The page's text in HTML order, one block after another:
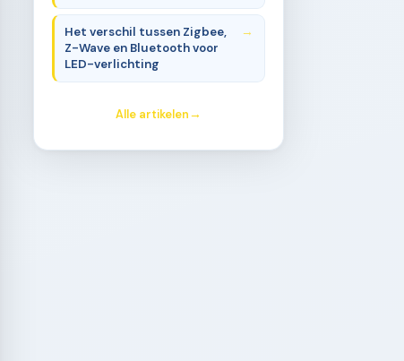
Het verschil tussen Zigbee,
Z-Wave en Bluetooth voor
LED-verlichting
Alle artikelen